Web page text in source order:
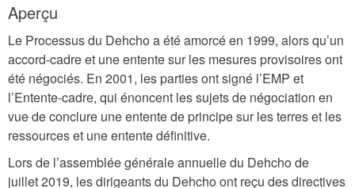
r
s
t
N
a
t
i
Aperçu
Le Processus du Dehcho a été amorcé en 1999, alors qu’un
accord-cadre et une entente sur les mesures provisoires ont
été négociés. En 2001, les parties ont signé l’EMP et
l’Entente-cadre, qui énoncent les sujets de négociation en
vue de conclure une entente de principe sur les terres et les
ressources et une entente définitive.
Lors de l’assemblée générale annuelle du Dehcho de
juillet 2019, les dirigeants du Dehcho ont reçu des directives